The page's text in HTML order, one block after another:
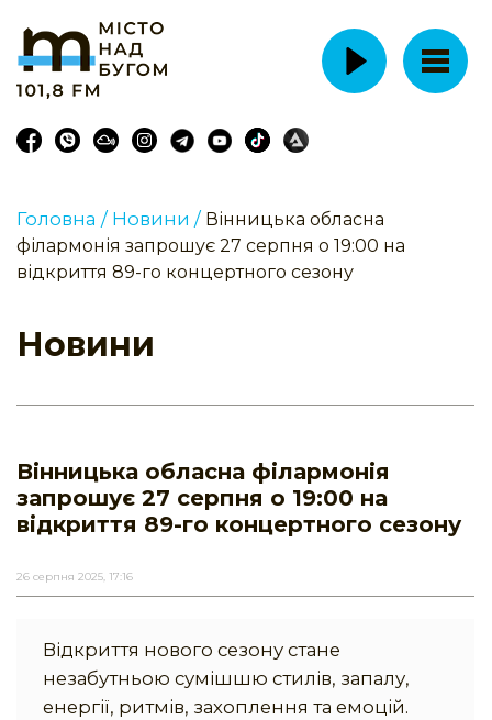
Головна / Новини / Вінницька обласна
філармонія запрошує 27 серпня о 19:00 на
відкриття 89-го концертного сезону
Новини
Вінницька обласна філармонія
запрошує 27 серпня о 19:00 на
відкриття 89-го концертного сезону
26 серпня 2025, 17:16
Відкриття нового сезону стане
незабутньою сумішшю стилів, запалу,
енергії, ритмів, захоплення та емоцій.